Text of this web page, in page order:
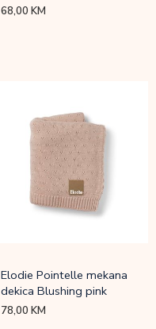
68,00KM
Elodie Pointelle mekana
dekica Blushing pink
78,00KM